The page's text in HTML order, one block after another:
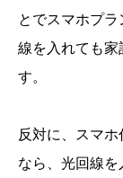
とでスマホプ
線を入れても家
す。
反対に、スマ
なら、光回線を